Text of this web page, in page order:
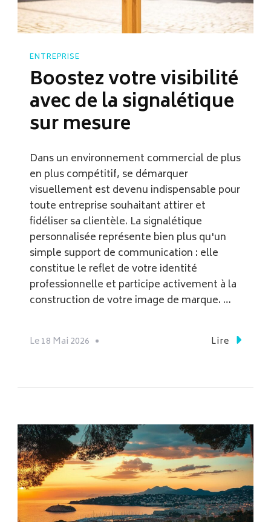
ENTREPRISE
Boostez votre visibilité
avec de la signalétique
sur mesure
Dans un environnement commercial de plus
en plus compétitif, se démarquer
visuellement est devenu indispensable pour
toute entreprise souhaitant attirer et
fidéliser sa clientèle. La signalétique
personnalisée représente bien plus qu'un
simple support de communication : elle
constitue le reflet de votre identité
professionnelle et participe activement à la
construction de votre image de marque. …
Le18 Mai 2026 Lire